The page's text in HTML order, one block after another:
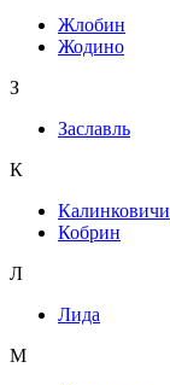
Жлобин
Жодино
З
Заславль
К
Калинковичи
Кобрин
Л
Лида
М